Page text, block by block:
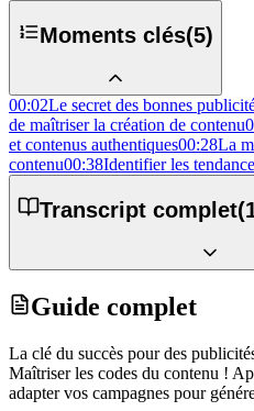
Moments clés(5)
00:02Le secret des bonnes
de maîtriser la création de contenu
et contenus authentiques00:28La
contenu00:38Identifier les
Transcript complet(
Guide complet
La clé du succès pour des
Maîtriser les codes du contenu !
adapter vos campagnes pour